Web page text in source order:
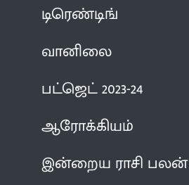
டிரெண்டிங்
வானிலை
பட்ஜெட் 2023-24
ஆரோக்கியம்
இன்றைய ராசி பலன்